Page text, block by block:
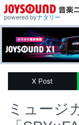
powered byナタリー
X Post
ミュージ